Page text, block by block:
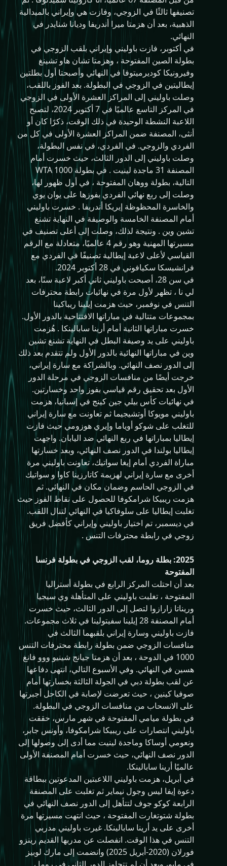
تصنيفها ثالثًا في الزوجي، وفازت هي وإيراني بالميدالية
الذهبية، بعد أن هزمتا ميرا أندريفا وديانا شنايدر في
النهائي.
في أكتوبر، فازت باوليني وإيراني بلقب الزوجي في
بطولة الصين المفتوحة ، وهزمتا تشان هاو تشينغ
وفيرونيكا كوديرميتوفا في النهائي وأصبحتا أول بطلتين
إيطاليتين في الزوجي في البطولة. بعد الفوز باللقب،
وصلت باوليني إلى المراكز العشرة الأولى في الزوجي
في المركز التاسع عالميًا في 7 أكتوبر 2024، لتصبح
اللاعبة النشطة الوحيدة في ذلك الوقت، ذكرًا كان أو
أنثى، المصنفة ضمن المراكز العشرة الأولى في كل من
الفردي والزوجي. في الفردي، في نفس البطولة،
وصلت باوليني إلى الدور الثالث، حيث خسرت أمام
المصنفة 31 ماجدة لينيت . في بطولة WTA 1000
التالية، بطولة ووهان المفتوحة ، في أول ظهور لها،
وصلت إلى ربع نهائي الفردي بفوزها على يوان يوي
والخاسرة المحظوظة إيريكا أندريفا . خسرت باوليني
أمام المصنفة الخامسة والوصيفة في النهاية تشنغ
تشين وين . ونتيجة لذلك، وصلت إلى أعلى تصنيف في
مسيرتها المهنية وهو رقم 4 عالميًا، متعادلة مع الرقم
القياسي لأعلى لاعبة إيطالية تصنيفًا في الفردي مع
فرانشيسكا سكيافوني في 28 أكتوبر 2024.
في سن 28، أصبحت باوليني ثاني أكبر لاعبة سنًا، بعد
لي نا ، تظهر لأول مرة في نهائيات رابطة محترفات
التنس في نوفمبر، حيث هزمت إيلينا ريباكينا
بمجموعات متتالية في مباراتها الافتتاحية بالدور الأول.
خسرت مباراتها الثانية أمام أرينا سابالينكا . هُزمت
باوليني على يد وصيفة البطل في النهاية تشنغ تشين
وين في مباراتها النهائية بالدور الأول ولم تتقدم بعد ذلك
إلى الدور نصف النهائي. وبالشراكة مع سارة إيراني،
خرجت أيضًا من منافسات الزوجي في مرحلة الدور
الأول بعد تحقيق رقم قياسي بفوز واحد وخسارتين.
في نهائيات كأس بيلي جين كينج في إسبانيا، هزمت
باوليني مويوكا أوتشيجيما ثم تعاونت مع سارة إيراني
للتغلب على شوكو أوياما وإيري هوزومي حيث فازت
إيطاليا بمباراتها في ربع النهائي ضد اليابان. واجهت
إيطاليا بولندا في الدور نصف النهائي، وبعد خسارتها
مباراة الفردي أمام إيغا سواتيك، تعاونت باوليني مرة
أخرى مع سارة إيراني لهزيمة كاتارزينا كاوا و سواتيك
في الزوجي الحاسم وضمان مكان في النهائي. ثم
هزمت ريبيكا شرامكوفا للحصول على نقاط الفوز حيث
تغلبت إيطاليا على سلوفاكيا في النهائي لتنال اللقب.
في ديسمبر، تم اختيار باوليني وإيراني كأفضل فريق
زوجي في رابطة محترفات التنس .
2025: بطلة روما، لقب الزوجي في بطولة فرنسا
المفتوحة
بعد أن احتلت المركز الرابع في بطولة أستراليا
المفتوحة ، تغلبت باوليني على المتأهلة وي سيجيا
وريناتا زارازوا لتصل إلى الدور الثالث، حيث خسرت
أمام المصنفة 28 إيلينا سفيتولينا في ثلاث مجموعات.
فازت باوليني وسارة إيراني بلقبهما الثالث في
منافسات الزوجي ضمن بطولة رابطة محترفات التنس
1000 في الدوحة ، بعد أن هزمتا جيانج شينيو ووو فانغ
هسين في النهائي. وفي الأسبوع التالي، انتهى دفاعها
عن لقب بطولة دبي في الجولة الثالثة بخسارتها أمام
صوفيا كينين ، حيث تعرضت لإصابة في الكاحل أجبرتها
على الانسحاب من منافسات الزوجي في البطولة.
في بطولة ميامي المفتوحة في شهر مارس، حققت
باوليني انتصارات على ريبيكا شرامكوفا، وأونس جابر،
ونعومي أوساكا وماجدة لينيت مما أدى إلى وصولها إلى
الدور نصف النهائي، حيث خسرت أمام المصنفة الأولى
عالميًا أرينا سابالينكا.
في أبريل، هزمت باوليني اللاعبتين المدعوتين ببطاقة
دعوة إيفا ليس وجول نيماير ثم تغلبت على المصنفة
الرابعة كوكو جوف لتتأهل إلى الدور نصف النهائي في
بطولة شتوتغارت المفتوحة ، حيث انتهت مسيرتها مرة
أخرى على يد أرينا سابالينكا. غيرت باوليني مدربي
التنس في هذا الوقت. انفصلت عن مدربها القديم رينزو
فورلان (2020-أبريل 2025) وانضمت إلى مارك لوبيز